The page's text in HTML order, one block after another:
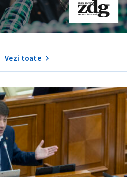
Vezi toate